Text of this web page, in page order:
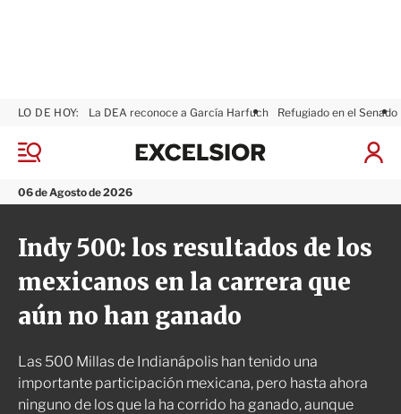
M
n
ú
06 de Agosto de 2026
LO DE HOY: La DEA reconoce a García Harfuch Refugiado en el Senado
I
x
l
i
o
r
Indy 500: los resultados de los
mexicanos en la carrera que
aún no han ganado
Las 500 Millas de Indianápolis han tenido una
importante participación mexicana, pero hasta ahora
ninguno de los que la ha corrido ha ganado, aunque